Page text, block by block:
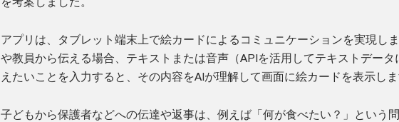
アプリは、タブレット端末上で絵カードによるコミュニケーションを実現し
や教員から伝える場合、テキストまたは音声（APIを活用してテキストデータ
えたいことを入力すると、その内容をAIが理解して画面に絵カードを表示しま
子どもから保護者などへの伝達や返事は、例えば「何が食べたい？」という